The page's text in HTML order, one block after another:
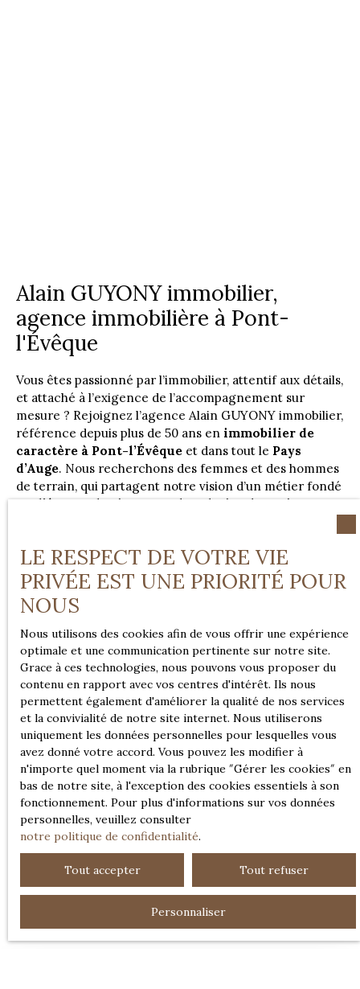
Alain GUYONY immobilier,
agence immobilière à Pont-
l'Évêque
Vous êtes passionné par l’immobilier, attentif aux détails,
et attaché à l’exigence de l’accompagnement sur
mesure ? Rejoignez l’agence Alain GUYONY immobilier,
référence depuis plus de 50 ans en immobilier de
caractère à Pont-l’Évêque et dans tout le Pays
d’Auge. Nous recherchons des femmes et des hommes
de terrain, qui partagent notre vision d’un métier fondé
surl’écoute, la rigueur et la relation humaine.
et d’un accompagnement solide dès votre arrivée. Nous
mettons à votre disposition des outils performants, un
environnement de travail qualitatif, et une ambiance où
l’excellence professionnelle s’exerce dans le respect
mutuel.
Chez Alain GUYONY immobilier, nous valorisons
l’indépendance autant que l’esprit d’équipe. Que vous
soyezconseiller immobilier expérimenté, issu d’un
autre secteur, ou en reconversion, nous sommes
ouverts à des profils variés, à condition que vous
partagiez notreculture du service et du patrimoine
normand.
Prêt(e) à donner du sens à votre carrière ? Contactez-
nous dès maintenant ou déposez votre candidature
spontanée. Ensemble, donnons vie à de beaux projets.
Contacter l'agence
LE RESPECT DE VOTRE VIE
PRIVÉE EST UNE PRIORITÉ POUR
NOUS
Nous utilisons des cookies afin de vous offrir une expérience
optimale et une communication pertinente sur notre site.
Grace à ces technologies, nous pouvons vous proposer du
contenu en rapport avec vos centres d'intérêt. Ils nous
permettent également d'améliorer la qualité de nos services
et la convivialité de notre site internet. Nous utiliserons
uniquement les données personnelles pour lesquelles vous
avez donné votre accord. Vous pouvez les modifier à
n'importe quel moment via la rubrique ″Gérer les cookies″ en
bas de notre site, à l'exception des cookies essentiels à son
fonctionnement. Pour plus d'informations sur vos données
personnelles, veuillez consulter
notre politique de confidentialité.
Tout accepter Tout refuser
Personnaliser